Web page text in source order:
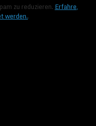
zu reduzieren. Erfahre,
werden..